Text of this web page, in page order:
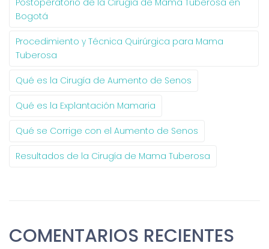
Bogotá
Procedimiento y Técnica Quirúrgica para Mama
Tuberosa
Qué es la Cirugía de Aumento de Senos
Qué es la Explantación Mamaria
Qué se Corrige con el Aumento de Senos
Resultados de la Cirugía de Mama Tuberosa
COMENTARIOS RECIENTES